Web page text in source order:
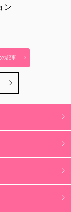
ン
の記事